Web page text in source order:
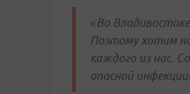
«Во
Поэтому хотим
каждого из нас.
опасной